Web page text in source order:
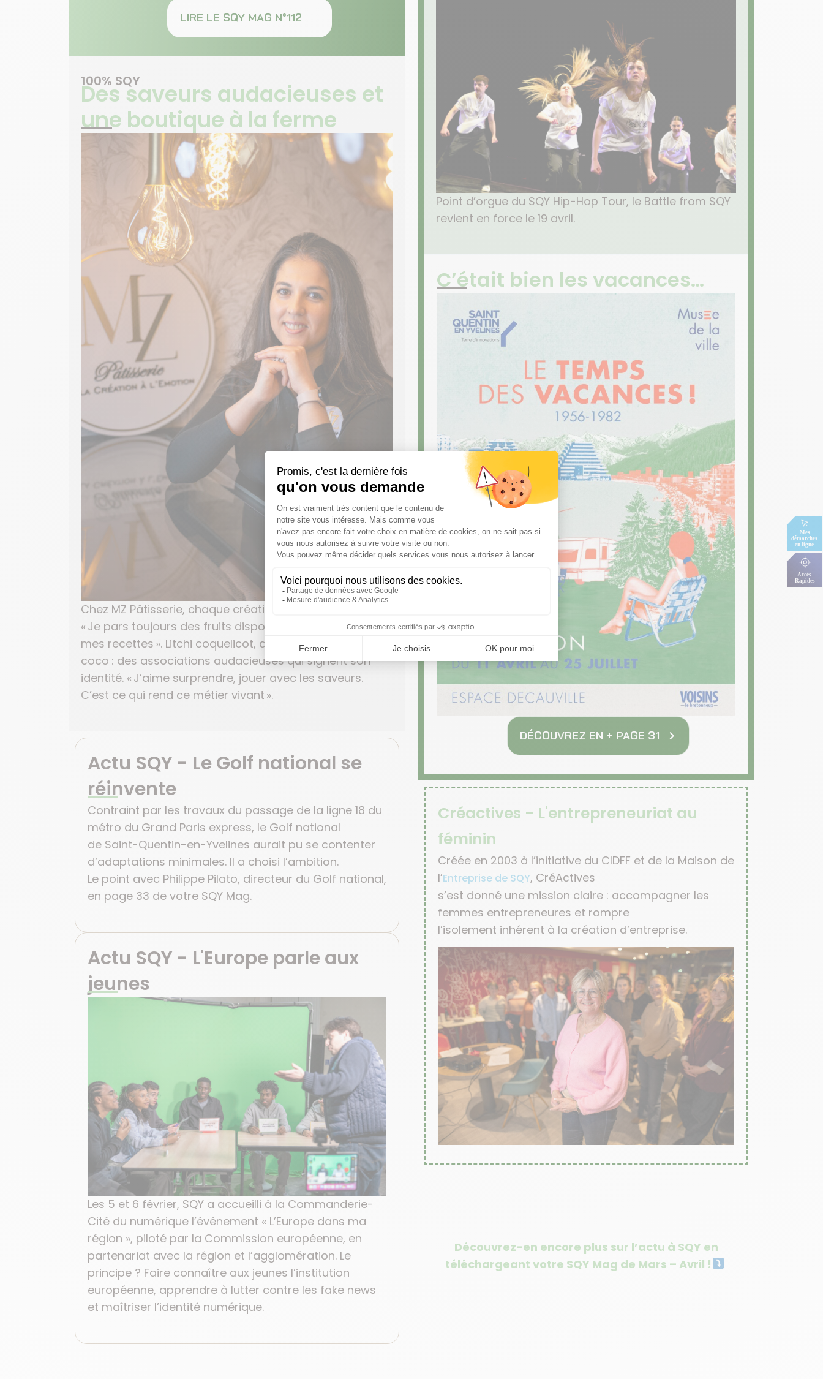
LIRE LE SQY MAG N°112
100% SQY
Des saveurs audacieuses et
une boutique à la ferme
Chez MZ Pâtisserie, chaque création raconte une saison.
« Je pars toujours des fruits disponibles pour imaginer
mes recettes ». Litchi coquelicot, ananas-gingembre-
coco : des associations audacieuses qui signent son
identité. « J’aime surprendre, jouer avec les saveurs.
C’est ce qui rend ce métier vivant ».
Actu SQY - Le Golf national se
réinvente
Contraint par les travaux du passage de la ligne 18 du
métro du Grand Paris express, le Golf national
de Saint-Quentin-en-Yvelines aurait pu se contenter
d’adaptations minimales. Il a choisi l’ambition.
Le point avec Philippe Pilato, directeur du Golf national,
en page 33 de votre SQY Mag.
Actu SQY - L'Europe parle aux
jeunes
Les 5 et 6 février, SQY a accueilli à la Commanderie-
Cité du numérique l’événement « L’Europe dans ma
région », piloté par la Commission européenne, en
partenariat avec la région et l’agglomération. Le
principe ? Faire connaître aux jeunes l’institution
européenne, apprendre à lutter contre les fake news
et maîtriser l’identité numérique.
Point d’orgue du SQY Hip-Hop Tour, le Battle from SQY
revient en force le 19 avril.
C’était bien les vacances…
DÉCOUVREZ EN + PAGE 31
Créactives - L'entrepreneuriat au
féminin
Créée en 2003 à l’initiative du CIDFF et de la Maison de
l’Entreprise de SQY, CréActives
s’est donné une mission claire : accompagner les
femmes entrepreneures et rompre
l’isolement inhérent à la création d’entreprise.
Découvrez-en encore plus sur l’actu à SQY en
téléchargeant votre SQY Mag de Mars – Avril !